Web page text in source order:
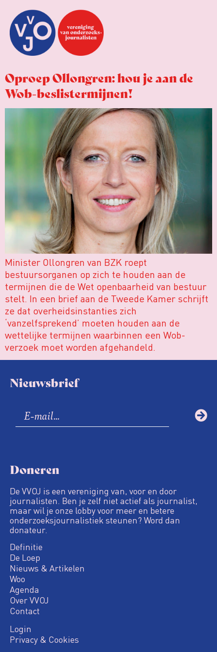
Oproep Ollongren: hou je aan de
Wob-beslistermijnen!
Minister Ollongren van BZK roept
bestuursorganen op zich te houden aan de
termijnen die de Wet openbaarheid van bestuur
stelt. In een brief aan de Tweede Kamer schrijft
ze dat overheidsinstanties zich
‘vanzelfsprekend’ moeten houden aan de
wettelijke termijnen waarbinnen een Wob-
verzoek moet worden afgehandeld.
Nieuwsbrief
Doneren
De VVOJ is een vereniging van, voor en door
journalisten. Ben je zelf niet actief als journalist,
maar wil je onze lobby voor meer en betere
onderzoeksjournalistiek steunen? Word dan
donateur.
Definitie
De Loep
Nieuws & Artikelen
Woo
Agenda
Over VVOJ
Contact
Login
Privacy & Cookies